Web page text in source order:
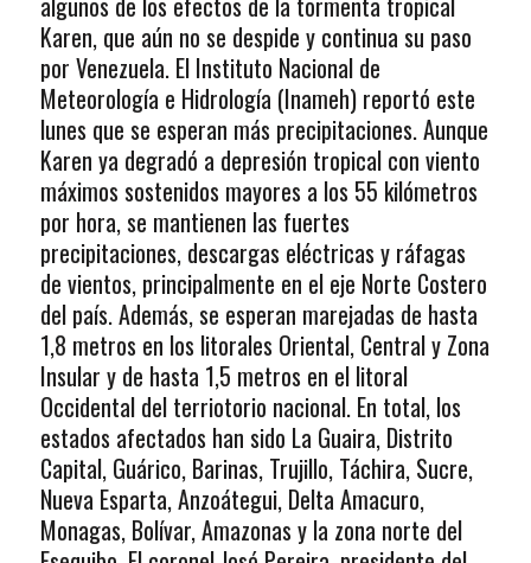
Karen, que aún no se despide y continua su paso
por Venezuela. El Instituto Nacional de
Meteorología e Hidrología (Inameh) reportó este
lunes que se esperan más precipitaciones. Aunque
Karen ya degradó a depresión tropical con viento
máximos sostenidos mayores a los 55 kilómetros
por hora, se mantienen las fuertes
precipitaciones, descargas eléctricas y ráfagas
de vientos, principalmente en el eje Norte Costero
del país. Además, se esperan marejadas de hasta
1,8 metros en los litorales Oriental, Central y Zona
Insular y de hasta 1,5 metros en el litoral
Occidental del terriotorio nacional. En total, los
estados afectados han sido La Guaira, Distrito
Capital, Guárico, Barinas, Trujillo, Táchira, Sucre,
Nueva Esparta, Anzoátegui, Delta Amacuro,
Monagas, Bolívar, Amazonas y la zona norte del